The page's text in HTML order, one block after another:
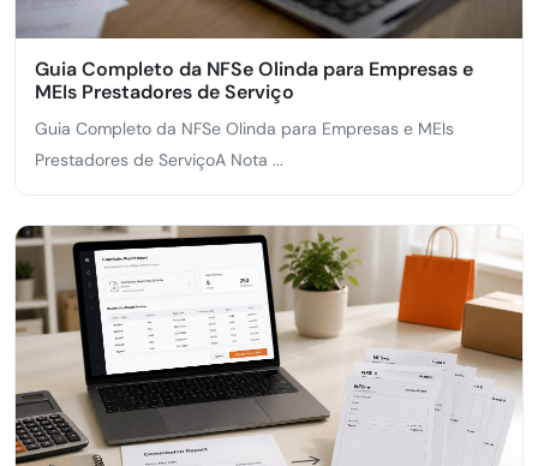
Guia Completo da NFSe Olinda para Empresas e
MEIs Prestadores de Serviço
Guia Completo da NFSe Olinda para Empresas e MEIs
Prestadores de ServiçoA Nota ...